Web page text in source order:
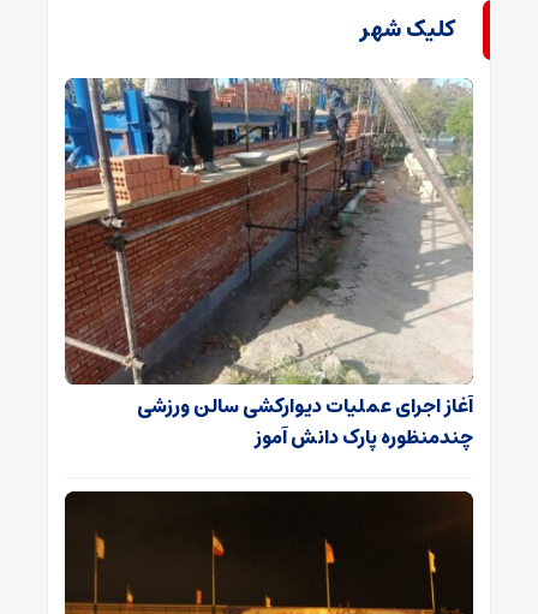
کلیک شهر
آغاز اجرای عملیات دیوارکشی سالن ورزشی
چندمنظوره پارک دانش آموز